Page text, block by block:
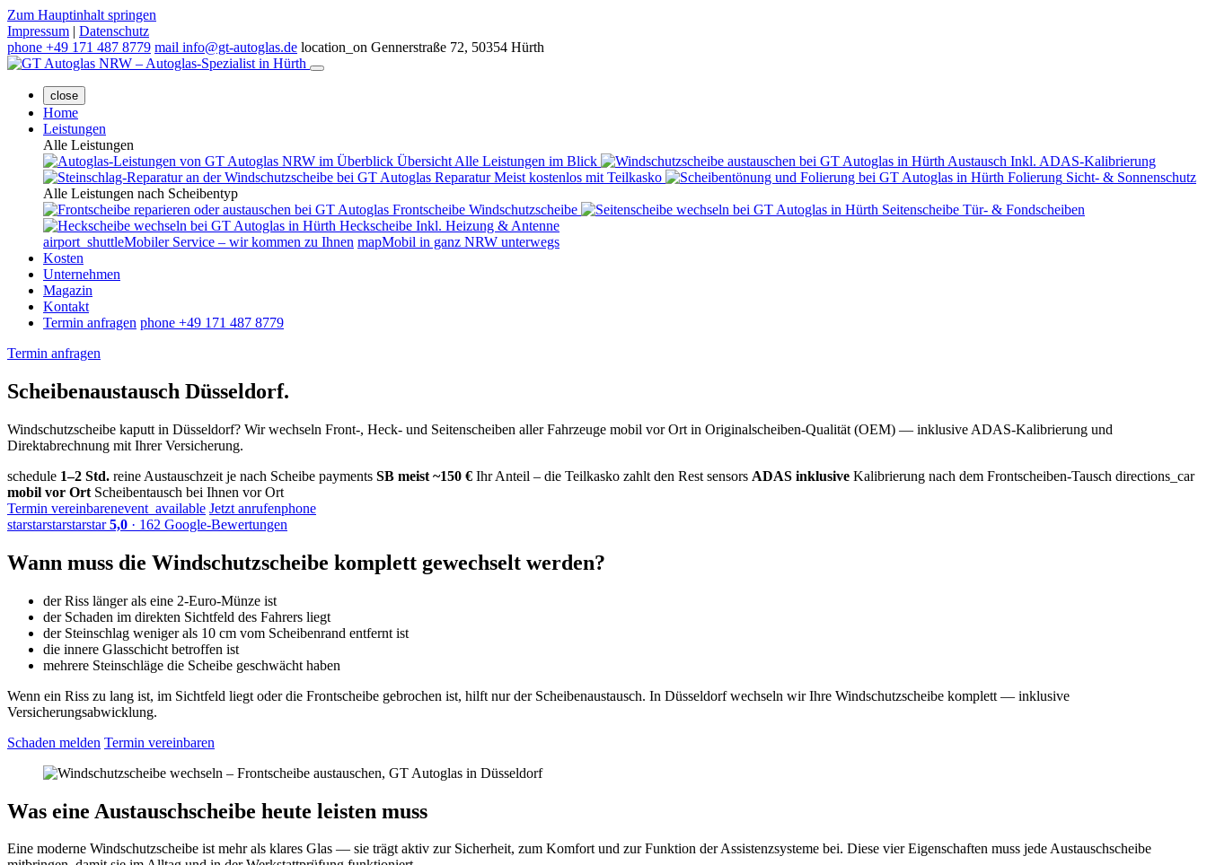
Zum Hauptinhalt springen
Impressum | Datenschutz
phone +49 171 487 8779 mail info@gt-autoglas.de location_on Gennerstraße 72, 50354 Hürth
close
Home
Leistungen
Alle Leistungen
Übersicht Alle Leistungen im Blick Austausch Inkl. ADAS-Kalibrierung
Reparatur Meist kostenlos mit Teilkasko Folierung Sicht- & Sonnenschutz
Alle Leistungen nach Scheibentyp
Frontscheibe Windschutzscheibe Seitenscheibe Tür- & Fondscheiben
Heckscheibe Inkl. Heizung & Antenne
airport_shuttleMobiler Service – wir kommen zu Ihnen mapMobil in ganz NRW unterwegs
Kosten
Unternehmen
Magazin
Kontakt
Termin anfragen phone +49 171 487 8779
Termin anfragen
Scheibenaustausch Düsseldorf.
Windschutzscheibe kaputt in Düsseldorf? Wir wechseln Front-, Heck- und Seitenscheiben aller Fahrzeuge mobil vor Ort in Originalscheiben-Qualität (OEM) — inklusive ADAS-Kalibrierung und
Direktabrechnung mit Ihrer Versicherung.
schedule 1–2 Std. reine Austauschzeit je nach Scheibe payments SB meist ~150 € Ihr Anteil – die Teilkasko zahlt den Rest sensors ADAS inklusive Kalibrierung nach dem Frontscheiben-Tausch directions_car
mobil vor Ort Scheibentausch bei Ihnen vor Ort
Termin vereinbarenevent_available Jetzt anrufenphone
starstarstarstarstar 5,0 · 162 Google-Bewertungen
Wann muss die Windschutzscheibe komplett gewechselt werden?
der Riss länger als eine 2-Euro-Münze ist
der Schaden im direkten Sichtfeld des Fahrers liegt
der Steinschlag weniger als 10 cm vom Scheibenrand entfernt ist
die innere Glasschicht betroffen ist
mehrere Steinschläge die Scheibe geschwächt haben
Wenn ein Riss zu lang ist, im Sichtfeld liegt oder die Frontscheibe gebrochen ist, hilft nur der Scheibenaustausch. In Düsseldorf wechseln wir Ihre Windschutzscheibe komplett — inklusive
Versicherungsabwicklung.
Schaden melden Termin vereinbaren
Was eine Austauschscheibe heute leisten muss
Eine moderne Windschutzscheibe ist mehr als klares Glas — sie trägt aktiv zur Sicherheit, zum Komfort und zur Funktion der Assistenzsysteme bei. Diese vier Eigenschaften muss jede Austauschscheibe